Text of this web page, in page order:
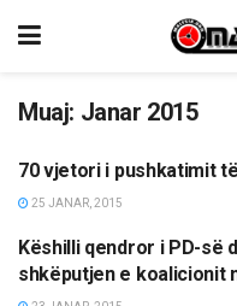
Muaj: Janar 2015
OPINIONE/EDITORIALE
70 vjetori i pushkatimit
25 JANAR, 2015
LAJME
Këshilli qendror i PD-së
shkëputjen e koalicionit